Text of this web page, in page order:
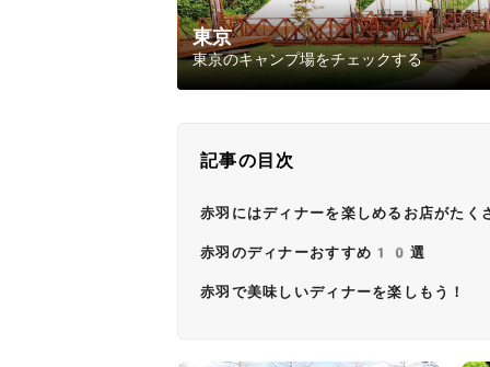
東京
東京のキャンプ場をチェックする
記事の目次
赤羽にはディナーを楽しめるお店がたく
赤羽のディナーおすすめ10選
赤羽で美味しいディナーを楽しもう！